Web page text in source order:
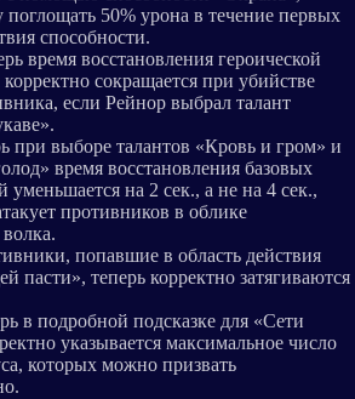
поглощать 50% урона в течение первых
способности.
время восстановления героической
сокращается при убийстве
если Рейнор выбрал талант
при выборе талантов «Кровь и гром» и
время восстановления базовых
уменьшается на 2 сек., а не на 4 сек.,
противников в облике
попавшие в область действия
пасти», теперь корректно затягиваются
в подробной подсказке для «Сети
указывается максимальное число
которых можно призвать